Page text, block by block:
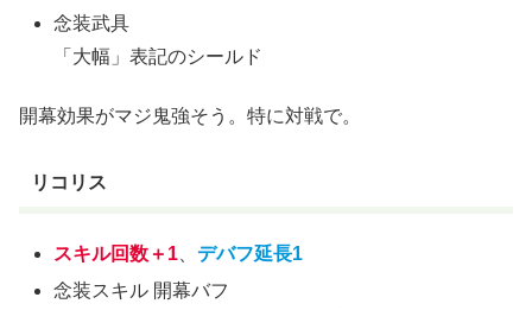
念装武具
「大幅」表記のシールド
開幕効果がマジ鬼強そう。特に対戦で。
リコリス
スキル回数＋1 、デバフ延長1
念装スキル 開幕バフ